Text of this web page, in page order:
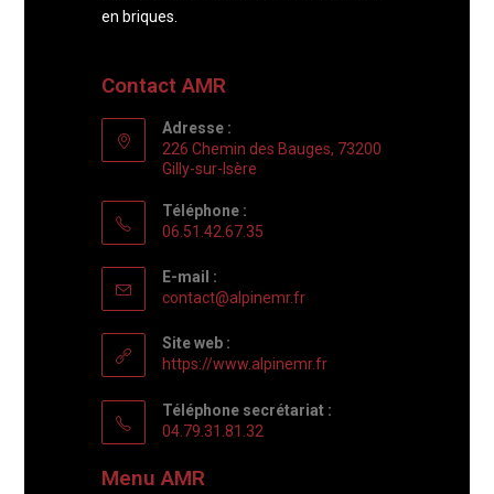
en briques.
Contact AMR
Adresse :
226 Chemin des Bauges, 73200
Gilly-sur-Isère
Téléphone :
06.51.42.67.35
E-mail :
contact@alpinemr.fr
Site web :
https://www.alpinemr.fr
Téléphone secrétariat :
04.79.31.81.32
Menu AMR